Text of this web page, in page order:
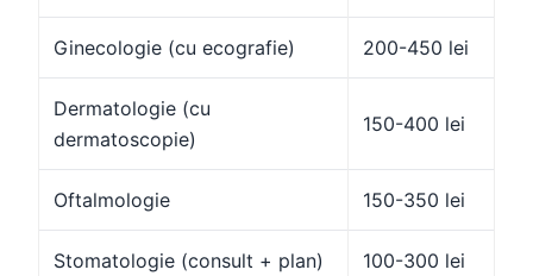
Ginecologie (cu ecografie) 200-450 lei
Dermatologie (cu
dermatoscopie)
150-400 lei
Oftalmologie 150-350 lei
Stomatologie (consult + plan) 100-300 lei